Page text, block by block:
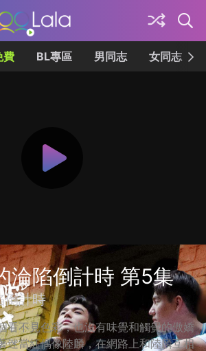
費 BL專區 男同志 女同志
淪陷倒計時 第5集
倒計時
看不見色彩，也沒有味覺和觸覺的傲嬌
迷當紅偶像陸麟，在網路上和陸麟互相